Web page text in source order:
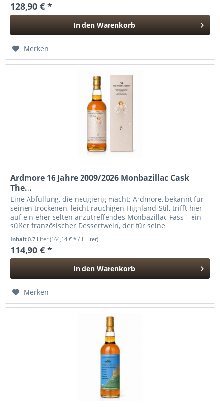
128,90 € *
In den Warenkorb
Merken
Ardmore 16 Jahre 2009/2026 Monbazillac Cask
The...
Eine Abfüllung, die neugierig macht: Ardmore, bekannt für
seinen trockenen, leicht rauchigen Highland-Stil, trifft hier
auf ein eher selten anzutreffendes Monbazillac-Fass – ein
süßer französischer Dessertwein, der für seine
Inhalt0.7 Liter(164,14 € * / 1 Liter)
114,90 € *
In den Warenkorb
Merken